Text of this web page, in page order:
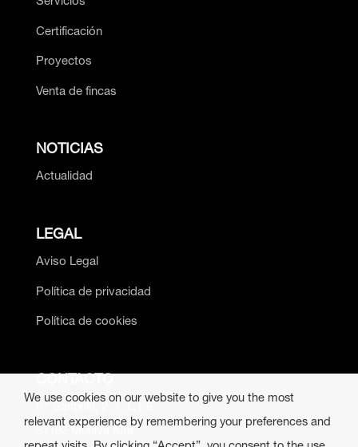
Certificación
Proyectos
Venta de fincas
NOTICIAS
Actualidad
LEGAL
Aviso Legal
Política de privacidad
Política de cookies
CONTACTO
P.º Santxiki, 2, 1, L.1.9
31192 Mutilva Alta
We use cookies on our website to give you the most
relevant experience by remembering your preferences and